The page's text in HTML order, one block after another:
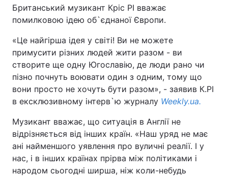
Головна Війна
Політика
Економіка Світ
Спорт Наука
Техно і зв'язок Лайт
Зброя Інциденти
Здоров'я Туризм
Цікавинки Погода
Британський музикант Кріс РІ вважає
помилковою ідею об`єднаної Європи.
«Це найгірша ідея у світі! Ви не можете
примусити різних людей жити разом - ви
створите ще одну Югославію, де люди рано чи
пізно почнуть воювати один з одним, тому що
вони просто не хочуть бути разом», - заявив К.РІ
в ексклюзивному інтерв`ю журналу Weekly.ua.
Музикант вважає, що ситуація в Англії не
відрізняється від інших країн. «Наш уряд не має
ані найменшого уявлення про вуличні реалії. І у
нас, і в інших країнах прірва між політиками і
народом сьогодні ширша, ніж коли-небудь